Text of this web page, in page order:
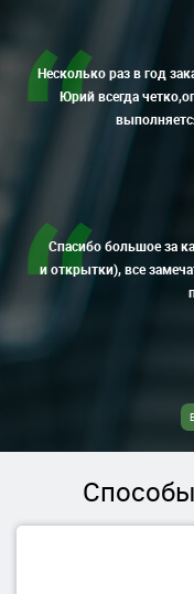
Несколько раз в год
Юрий всегда
Спасибо большое за
и открытки), все